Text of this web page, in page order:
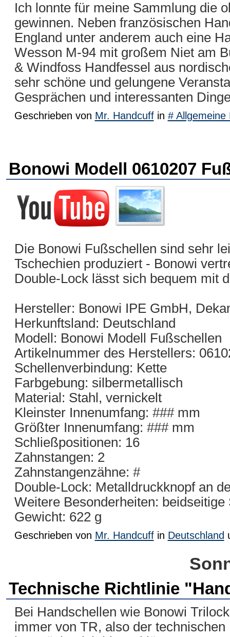
Ich lonnte für meine Sammlung die
gewinnen. Neben französischen
England unter anderem auch eine
Wesson M-94 mit großem Niet am
& Windfoss Handfessel aus
sehr schöne und gelungene
Gesprächen und interessanten
Geschrieben von Mr. Handcuffin # Allgemeine
Bonowi Modell 0610207
Die Bonowi Fußschellen sind sehr
Tschechien produziert - Bonowi
Double-Lock lässt sich bequem mit
Hersteller: Bonowi IPE GmbH,
Herkunftsland: Deutschland
Modell: Bonowi Modell Fußschellen
Artikelnummer des Herstellers:
Schellenverbindung: Kette
Farbgebung: silbermetallisch
Material: Stahl, vernickelt
Kleinster Innenumfang: ### mm
Größter Innenumfang: ### mm
Schließpositionen: 16
Zahnstangen: 2
Zahnstangenzähne: #
Double-Lock: Metalldruckknopf an
Weitere Besonderheiten: beidseitige
Gewicht: 622 g
Geschrieben von Mr. Handcuffin Deutschland
Technische Richtlinie
Bei Handschellen wie Bonowi
immer von TR, also der